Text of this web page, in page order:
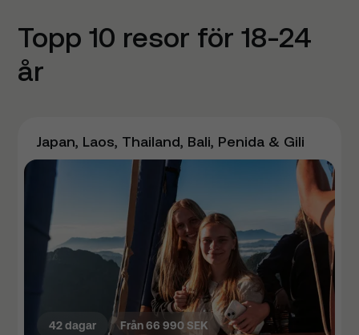
Topp 10 resor för 18-24
år
Japan, Laos, Thailand, Bali, Penida & Gili
42 dagar Från 66 990 SEK